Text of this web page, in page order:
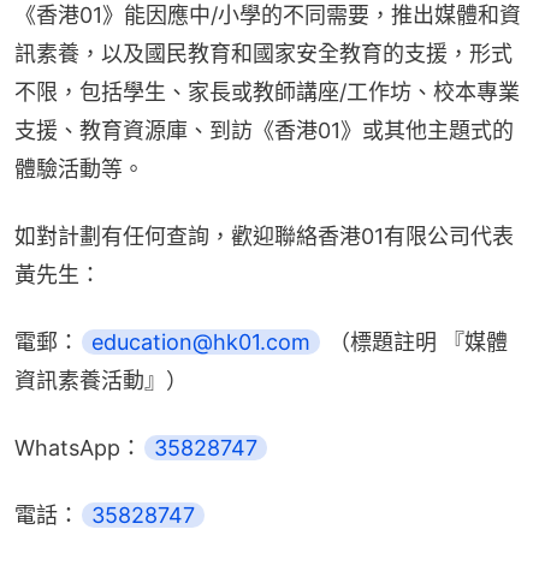
《香港01》能因應中/小學的不同需要，推出媒體和資
訊素養，以及國民教育和國家安全教育的支援，形式
不限，包括學生、家長或教師講座/工作坊、校本專業
支援、教育資源庫、到訪《香港01》或其他主題式的
體驗活動等。
如對計劃有任何查詢，歡迎聯絡香港01有限公司代表
黃先生：
電郵： education@hk01.com
（標題註明 『媒體
資訊素養活動』）
WhatsApp： 35828747
電話： 35828747